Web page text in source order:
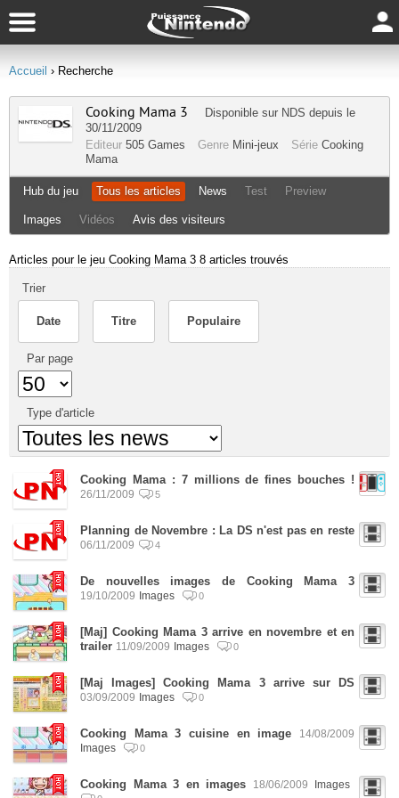
Accueil › Recherche
Cooking Mama 3 Disponible sur NDS depuis le
30/11/2009
Editeur 505 Games Genre Mini-jeux Série Cooking
Mama
Hub du jeu Tous les articles News Test Preview
Images Vidéos Avis des visiteurs
Articles pour le jeu Cooking Mama 3 8 articles trouvés
Trier
Date Titre Populaire
Par page
Type d'article
Cooking Mama : 7 millions de fines bouches !
26/11/2009 5
Planning de Novembre : La DS n'est pas en reste
06/11/2009 4
De nouvelles images de Cooking Mama 3
19/10/2009 Images 0
[Maj] Cooking Mama 3 arrive en novembre et en
trailer 11/09/2009 Images 0
[Maj Images] Cooking Mama 3 arrive sur DS
03/09/2009 Images 0
Cooking Mama 3 cuisine en image
14/08/2009
Images
0
Cooking Mama 3 en images 18/06/2009 Images